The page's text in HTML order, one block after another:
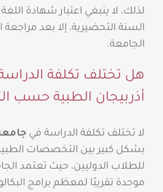
لذلك، لا ينبغي اعتبار شهادة
السنة التحضيرية، إلا بعد مراجعة
الجامعة.
هل تختلف تكلفة
أذربيجان الطبية حسب
لا تختلف تكلفة الدراسة في
بشكل كبير بين التخصصات
للطلاب الدوليين، حيث تعتمد
موحدة تقريبًا لمعظم برامج